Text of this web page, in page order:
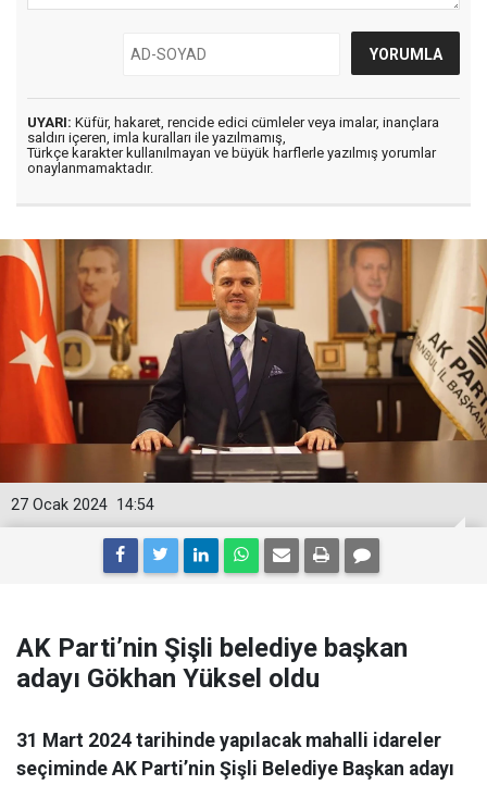
UYARI: Küfür, hakaret, rencide edici cümleler veya imalar, inançlara
saldırı içeren, imla kuralları ile yazılmamış,
Türkçe karakter kullanılmayan ve büyük harflerle yazılmış yorumlar
onaylanmamaktadır.
14:54
27 Ocak 2024
AK Parti’nin Şişli belediye başkan
adayı Gökhan Yüksel oldu
31 Mart 2024 tarihinde yapılacak mahalli idareler
seçiminde AK Parti’nin Şişli Belediye Başkan adayı